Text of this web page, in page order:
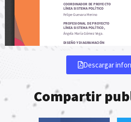
Descargar
Compartir